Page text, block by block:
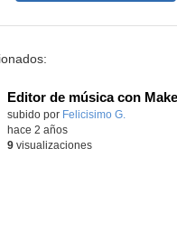
Contenido educativo.
subido por Felicisimo G.
hace 2 años
9visualizaciones